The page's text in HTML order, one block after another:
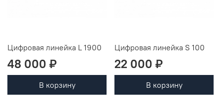
Цифровая линейка L 1900
48 000 ₽
В корзину
Цифровая линейка S 100
22 000 ₽
В корзину